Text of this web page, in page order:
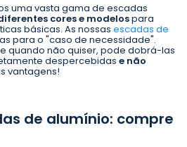
uma vasta gama de escadas
cores e modelospara
básicas. As nossas escadas de
para o "caso de necessidade".
quando não quiser, pode dobrá-las
despercebidas e não
vantagens!
de alumínio: compre